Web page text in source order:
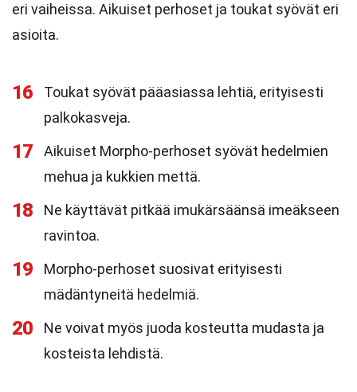
eri vaiheissa. Aikuiset perhoset ja toukat syövät eri
asioita.
16
Toukat syövät pääasiassa lehtiä, erityisesti
palkokasveja.
17
Aikuiset Morpho-perhoset syövät hedelmien
mehua ja kukkien mettä.
18
Ne käyttävät pitkää imukärsäänsä imeäkseen
ravintoa.
19
Morpho-perhoset suosivat erityisesti
mädäntyneitä hedelmiä.
20
Ne voivat myös juoda kosteutta mudasta ja
kosteista lehdistä.